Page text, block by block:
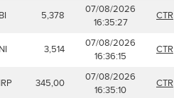
5,378
07/08/2026
16:35:27
CTR
3,514
07/08/2026
16:36:15
CTR
345,00
07/08/2026
16:35:10
CTR